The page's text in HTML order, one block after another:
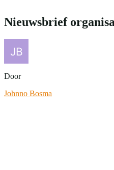
Nieuwsbrief
Door
Johnno Bosma